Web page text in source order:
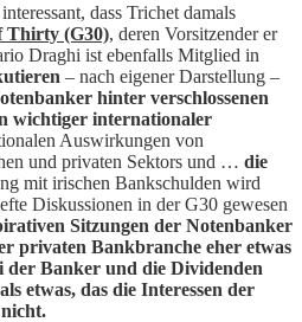
dass Trichet damals
Thirty (G30), deren Vorsitzender er
Draghi ist ebenfalls Mitglied in
– nach eigener Darstellung –
hinter verschlossenen
wichtiger internationaler
Auswirkungen von
und privaten Sektors und … die
mit irischen Bankschulden wird
Diskussionen in der G30 gewesen
Sitzungen der Notenbanker
privaten Bankbranche eher etwas
der Banker und die Dividenden
etwas, das die Interessen der